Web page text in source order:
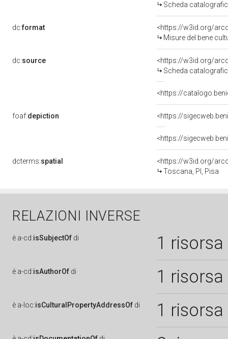
Scheda
dc:format
<https://w3id.org/
Misure del bene
dc:source
<https://w3id.org/
Scheda
<https://
foaf:depiction <https://
dcterms:spatial
<https://w3id.org/
Toscana, PI, Pisa
RELAZIONI INVERSE
è a-cd:isSubjectOf di 1 risorsa
è a-cd:isAuthorOf di 1 risorsa
è a-loc:isCulturalPropertyAddressOf di 1 risorsa